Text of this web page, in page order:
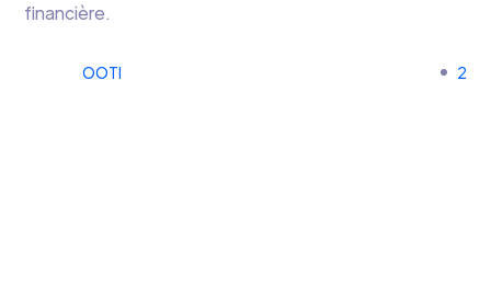
financière.
OOTI 2